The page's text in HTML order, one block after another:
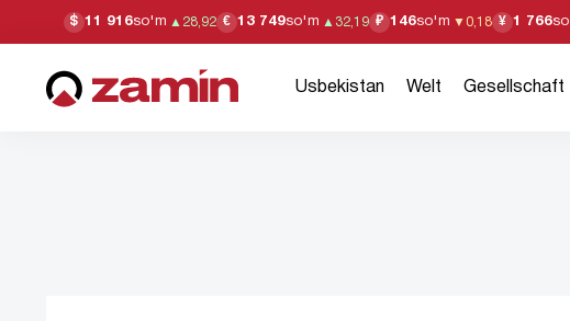
$ 11 916so'm ▲ 28,92 € 13 749so'm ▲ 32,19 ₽ 146so'm ▼ 0,18 ¥ 1 766
Usbekistan Welt Gesellschaft